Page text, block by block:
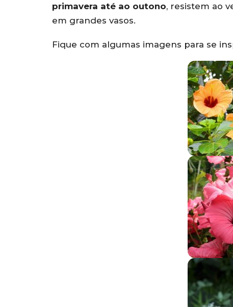
primavera até ao outono, resistem ao
em grandes vasos.
Fique com algumas imagens para se